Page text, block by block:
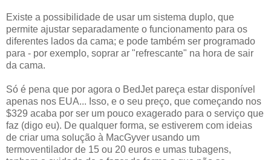
Existe a possibilidade de usar um sistema duplo, que
permite ajustar separadamente o funcionamento para os
diferentes lados da cama; e pode também ser programado
para - por exemplo, soprar ar "refrescante" na hora de sair
da cama.
Só é pena que por agora o BedJet pareça estar disponível
apenas nos EUA... Isso, e o seu preço, que começando nos
$329 acaba por ser um pouco exagerado para o serviço que
faz (digo eu). De qualquer forma, se estiverem com ideias
de criar uma solução à MacGyver usando um
termoventilador de 15 ou 20 euros e umas tubagens,